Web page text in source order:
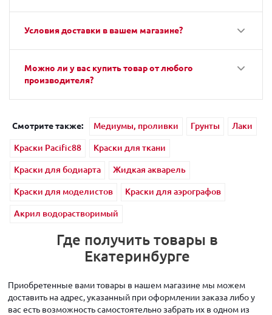
Условия доставки в вашем магазине?
Можно ли у вас купить товар от любого
производителя?
Смотрите также: Медиумы, проливки Грунты
Лаки
Краски Pacific88
Краски для ткани
Краски для бодиарта
Жидкая акварель
Краски для моделистов
Краски для аэрографов
Акрил водорастворимый
Где получить товары в
Екатеринбурге
Приобретенные вами товары в нашем магазине мы можем
доставить на адрес, указанный при оформлении заказа либо у
вас есть возможность самостоятельно забрать их в одном из